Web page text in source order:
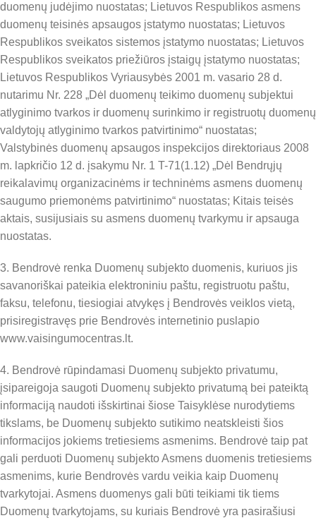
duomenų judėjimo nuostatas; Lietuvos Respublikos asmens
duomenų teisinės apsaugos įstatymo nuostatas; Lietuvos
Respublikos sveikatos sistemos įstatymo nuostatas; Lietuvos
Respublikos sveikatos priežiūros įstaigų įstatymo nuostatas;
Lietuvos Respublikos Vyriausybės 2001 m. vasario 28 d.
nutarimu Nr. 228 „Dėl duomenų teikimo duomenų subjektui
atlyginimo tvarkos ir duomenų surinkimo ir registruotų duomenų
valdytojų atlyginimo tvarkos patvirtinimo“ nuostatas;
Valstybinės duomenų apsaugos inspekcijos direktoriaus 2008
m. lapkričio 12 d. įsakymu Nr. 1 T-71(1.12) „Dėl Bendrųjų
reikalavimų organizacinėms ir techninėms asmens duomenų
saugumo priemonėms patvirtinimo“ nuostatas; Kitais teisės
aktais, susijusiais su asmens duomenų tvarkymu ir apsauga
nuostatas.
3. Bendrovė renka Duomenų subjekto duomenis, kuriuos jis
savanoriškai pateikia elektroniniu paštu, registruotu paštu,
faksu, telefonu, tiesiogiai atvykęs į Bendrovės veiklos vietą,
prisiregistravęs prie Bendrovės internetinio puslapio
www.vaisingumocentras.lt.
4. Bendrovė rūpindamasi Duomenų subjekto privatumu,
įsipareigoja saugoti Duomenų subjekto privatumą bei pateiktą
informaciją naudoti išskirtinai šiose Taisyklėse nurodytiems
tikslams, be Duomenų subjekto sutikimo neatskleisti šios
informacijos jokiems tretiesiems asmenims. Bendrovė taip pat
gali perduoti Duomenų subjekto Asmens duomenis tretiesiems
asmenims, kurie Bendrovės vardu veikia kaip Duomenų
tvarkytojai. Asmens duomenys gali būti teikiami tik tiems
Duomenų tvarkytojams, su kuriais Bendrovė yra pasirašiusi